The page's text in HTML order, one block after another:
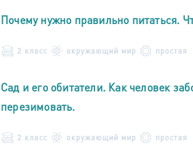
Почему нужно правильно питаться.
2 класс окружающий мир простая
Сад и его обитатели. Как человек
перезимовать.
2 класс окружающий мир простая